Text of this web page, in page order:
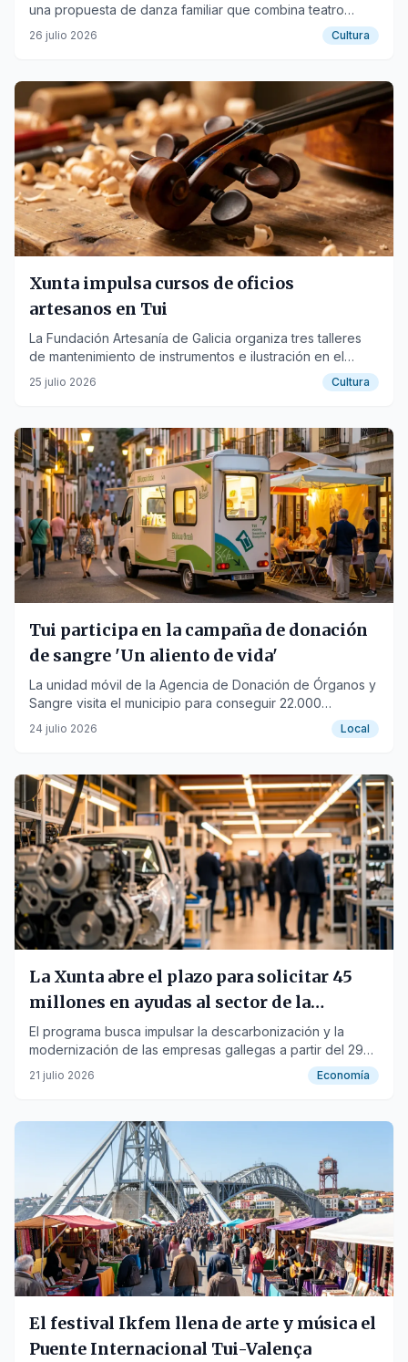
una propuesta de danza familiar que combina teatro
físico y clown.
26 julio 2026 Cultura
Xunta impulsa cursos de oficios
artesanos en Tui
La Fundación Artesanía de Galicia organiza tres talleres
de mantenimiento de instrumentos e ilustración en el
marco del Festival Música no Claustro.
25 julio 2026 Cultura
Tui participa en la campaña de donación
de sangre 'Un aliento de vida'
La unidad móvil de la Agencia de Donación de Órganos y
Sangre visita el municipio para conseguir 22.000
donaciones en verano.
24 julio 2026 Local
La Xunta abre el plazo para solicitar 45
millones en ayudas al sector de la
automoción
El programa busca impulsar la descarbonización y la
modernización de las empresas gallegas a partir del 29
de julio.
21 julio 2026 Economía
El festival Ikfem llena de arte y música el
Puente Internacional Tui-Valença